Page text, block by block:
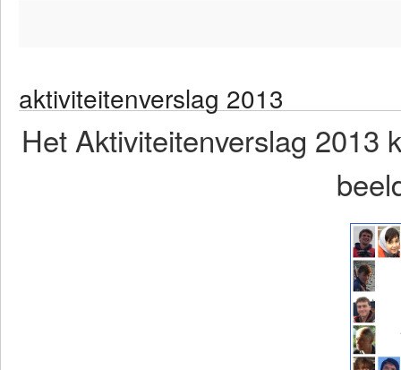
aktiviteitenverslag 2013
Het Aktiviteitenverslag 2013